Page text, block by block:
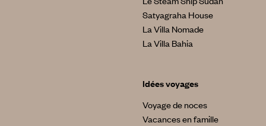
Satyagraha House
La Villa Nomade
La Villa Bahia
Idées voyages
Voyage de noces
Vacances en famille